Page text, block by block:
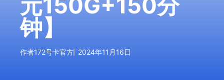
钟】
作者172号卡官方 2024年11月16日